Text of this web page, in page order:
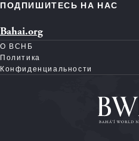
ПОДПИШИТЕСЬ НА НАС
Bahai.org
О ВСНБ
Политика
Конфиденциальности